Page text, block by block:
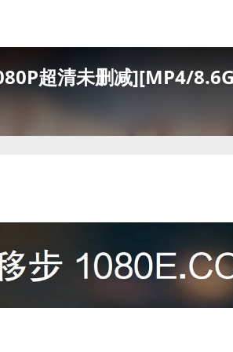
超清未删减][MP4/